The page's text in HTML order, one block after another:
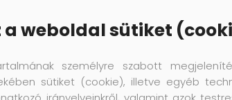
a weboldal sütiket
személyre szabott
sütiket (cookie), illetve egyéb